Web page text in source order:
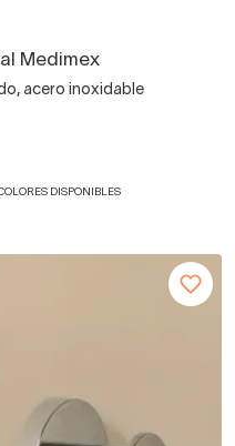
Medimex
acero inoxidable
DISPONIBLES